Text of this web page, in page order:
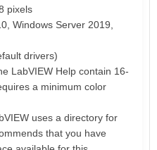
pixels
Windows Server 2019,
drivers)
LabVIEW Help contain 16-
a minimum color
uses a directory for
that you have